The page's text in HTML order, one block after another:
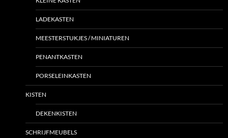
LADEKASTEN
MEESTERSTUKJES / MINIATUREN
PENANTKASTEN
PORSELEINKASTEN
KISTEN
DEKENKISTEN
SCHRIJFMEUBELS